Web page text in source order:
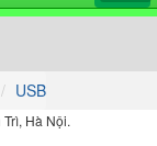
USB
Hà Nội.